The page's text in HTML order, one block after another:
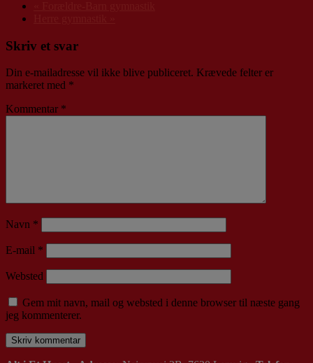
Skriv et svar
Din e-mailadresse vil ikke blive publiceret. Krævede felter er
markeret med *
Kommentar *
Navn *
E-mail *
Websted
Gem mit navn, mail og websted i denne browser til næste gang
jeg kommenterer.